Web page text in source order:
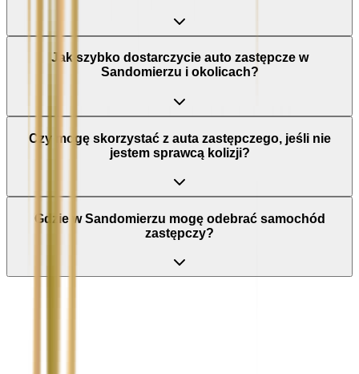
Jak szybko dostarczycie auto zastępcze w
Sandomierzu i okolicach?
Czy mogę skorzystać z auta zastępczego, jeśli nie
jestem sprawcą kolizji?
Gdzie w Sandomierzu mogę odebrać samochód
zastępczy?